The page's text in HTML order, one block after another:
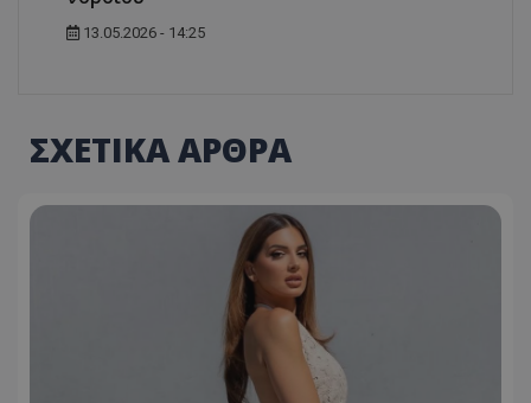
13.05.2026 - 14:25
ΣΧΕΤΙΚΑ ΑΡΘΡΑ